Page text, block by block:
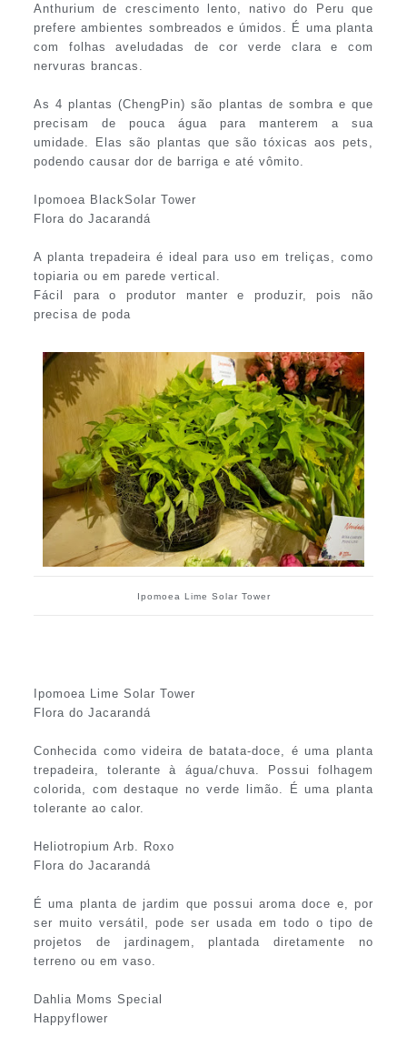
Anthurium de crescimento lento, nativo do Peru que
prefere ambientes sombreados e úmidos. É uma planta
com folhas aveludadas de cor verde clara e com
nervuras brancas.
As 4 plantas (ChengPin) são plantas de sombra e que
precisam de pouca água para manterem a sua
umidade. Elas são plantas que são tóxicas aos pets,
podendo causar dor de barriga e até vômito.
Ipomoea BlackSolar Tower
Flora do Jacarandá
A planta trepadeira é ideal para uso em treliças, como
topiaria ou em parede vertical.
Fácil para o produtor manter e produzir, pois não
precisa de poda
Ipomoea Lime Solar Tower
Ipomoea Lime Solar Tower
Flora do Jacarandá
Conhecida como videira de batata-doce, é uma planta
trepadeira, tolerante à água/chuva. Possui folhagem
colorida, com destaque no verde limão. É uma planta
tolerante ao calor.
Heliotropium Arb. Roxo
Flora do Jacarandá
É uma planta de jardim que possui aroma doce e, por
ser muito versátil, pode ser usada em todo o tipo de
projetos de jardinagem, plantada diretamente no
terreno ou em vaso.
Dahlia Moms Special
Happyflower